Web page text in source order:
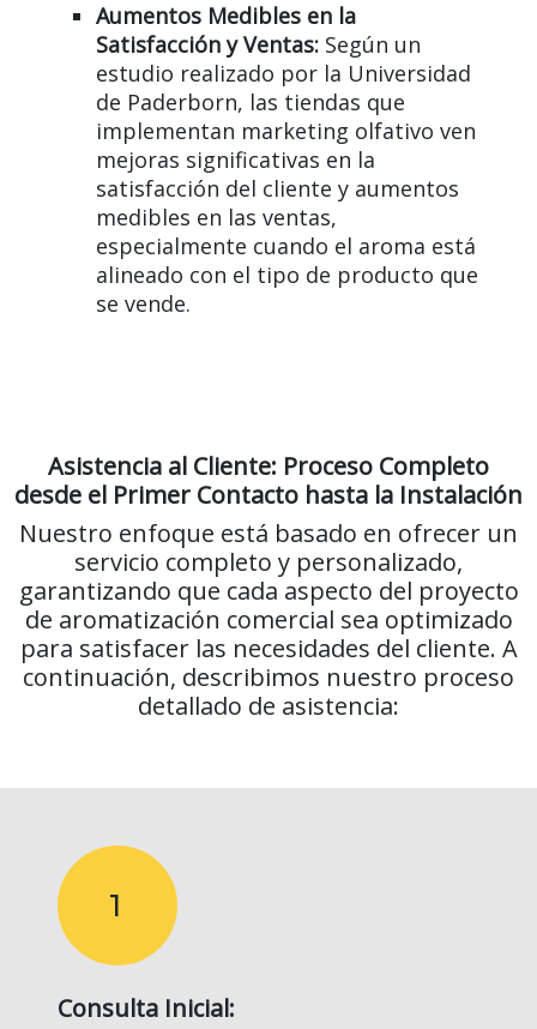
Aumentos Medibles en la
Satisfacción y Ventas: Según un
estudio realizado por la Universidad
de Paderborn, las tiendas que
implementan marketing olfativo ven
mejoras significativas en la
satisfacción del cliente y aumentos
medibles en las ventas,
especialmente cuando el aroma está
alineado con el tipo de producto que
se vende.
Asistencia al Cliente: Proceso Completo
desde el Primer Contacto hasta la Instalación
Nuestro enfoque está basado en ofrecer un
servicio completo y personalizado,
garantizando que cada aspecto del proyecto
de aromatización comercial sea optimizado
para satisfacer las necesidades del cliente. A
continuación, describimos nuestro proceso
detallado de asistencia:
1
Consulta Inicial: